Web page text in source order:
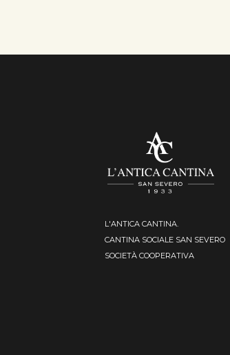
L'ANTICA CANTINA.
CANTINA SOCIALE SAN SEVERO
SOCIETÀ COOPERATIVA